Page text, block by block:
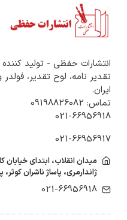
انتشارات حفظی - تولید
تقدیر نامه، لوح تقدیر،
ایران.
تماس: 09198826082
021-66956918
021-66956917
میدان انقلاب، ابتدای
ژاندارمری، پاساژ ناشران کوثر،
021-66956918